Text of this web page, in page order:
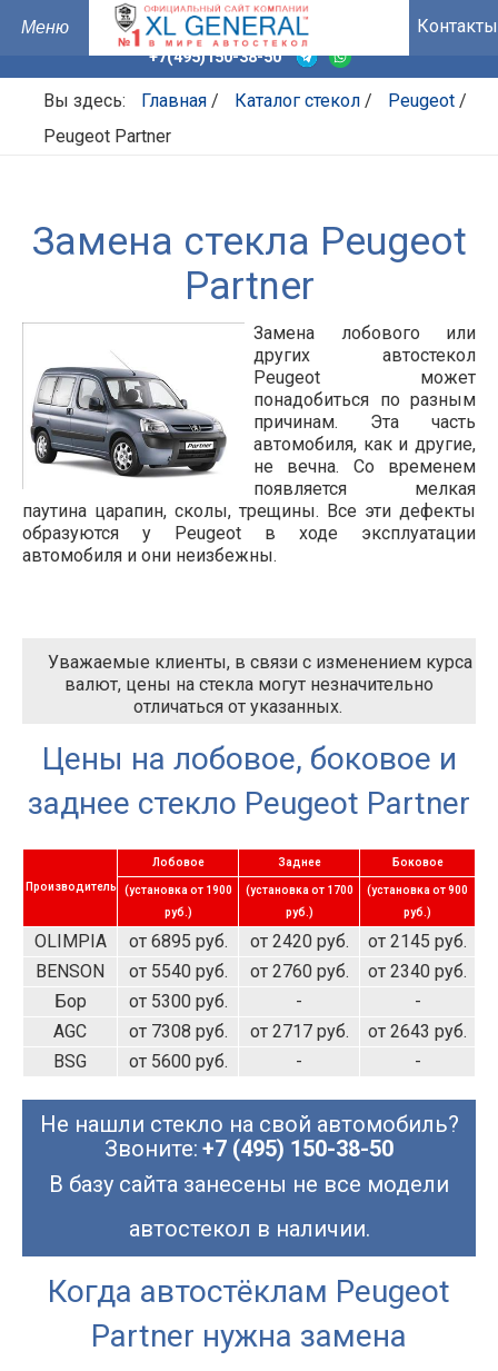
Контакты
+7(495)150-38-50
Вы здесь: Главная / Каталог стекол / Peugeot /
Peugeot Partner
Замена стекла Peugeot
Partner
Замена лобового или
других автостекол
Peugeot может
понадобиться по разным
причинам. Эта часть
автомобиля, как и другие,
не вечна. Со временем
появляется мелкая
паутина царапин, сколы, трещины. Все эти дефекты
образуются у Peugeot в ходе эксплуатации
автомобиля и они неизбежны.
Уважаемые клиенты, в связи с изменением курса
валют, цены на стекла могут незначительно
отличаться от указанных.
Цены на лобовое, боковое и
заднее стекло Peugeot Partner
Производитель
Лобовое Заднее Боковое
(установка от 1900
руб.)
(установка от 1700
руб.)
(установка от 900
руб.)
OLIMPIA от 6895 руб. от 2420 руб.
от 2145 руб.
BENSON
от 5540 руб. от 2760 руб.
от 2340 руб.
Бор
от 5300 руб. -
-
AGC
от 7308 руб. от 2717 руб.
от 2643 руб.
BSG
от 5600 руб. - -
Не нашли стекло на свой автомобиль?
Звоните: +7 (495) 150-38-50
В базу сайта занесены не все модели
автостекол в наличии.
Когда автостёклам Peugeot
Partner нужна замена